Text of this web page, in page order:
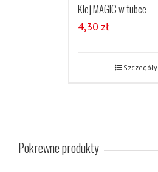
Klej MAGIC w tubce
4,30 zł
Szczegóły
Pokrewne produkty